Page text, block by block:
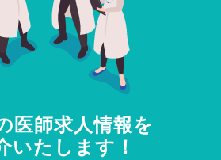
医師求人情報を
いたします！